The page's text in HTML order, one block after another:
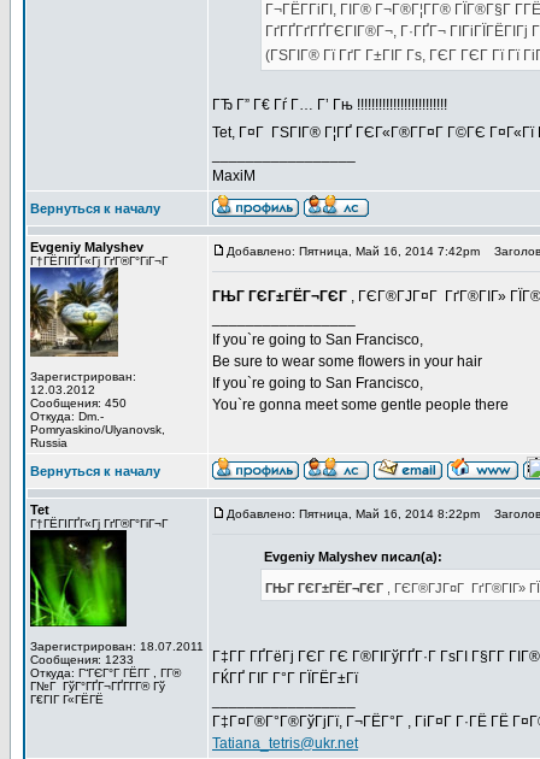
Г¬ГЁГ­ГіГІ, ГІГ® Г¬Г®Г¦Г­Г® ГЇГ®Г§Г
ГґГҐГґГҐГЄГІГ®Г¬, Г·ГҐГ¬
(ГЅГІГ® Гї ГґГ Г±ГІГ Гѕ, ГЄГ ГЄГ Гї Гї
ГЂ Г” Г€ Гѓ Г… Г’ Гњ !!!!!!!!!!!!!!!!!!!!!!!!!
Tet, Г¤Г ГЅГІГ® Г¦ГҐ ГЄГ«Г®Г­Г¤Г Г©ГЄ
MaxiM
Вернуться к началу
Evgeniy Malyshev
Г†ГЁГІГҐГ«Гј ГґГ®Г°ГіГ¬Г
Зарегистрирован:
12.03.2012
Сообщения: 450
Откуда: Dm.-
Pomryaskino/Ulyanovsk,
Russia
Добавлено: Пятница, Май 16, 2014 7:42pm
ГЊГ ГЄГ±ГЁГ¬ГЄГ , ГЄГ®ГЈГ¤Г ГґГ®ГІГ»
If you`re going to San Francisco,
Be sure to wear some flowers in your hair
If you`re going to San Francisco,
You`re gonna meet some gentle people there
Вернуться к началу
Tet
Г†ГЁГІГҐГ«Гј ГґГ®Г°ГіГ¬Г
Зарегистрирован: 18.07.2011
Сообщения: 1233
Откуда: Г“ГЄГ°Г ГЁГ­Г , Г­Г®
Г№Г ГўГ°ГҐГ¬ГҐГ­Г­Г® Гў
Г€ГІГ Г«ГЁГЁ
Добавлено: Пятница, Май 16, 2014 8:22pm
Evgeniy Malyshev писал(а):
ГЊГ ГЄГ±ГЁГ¬ГЄГ , ГЄГ®ГЈГ¤Г ГґГ®ГІГ»
Г‡Г­Г ГҐГёГј ГЄГ ГЄ Г®ГІГўГҐГ·Г ГѕГІ Г§Г­Г
ГЌГҐ ГІГ Г°Г ГЇГЁГ±Гї
Г‡Г¤Г®Г°Г®ГўГјГї, Г¬ГЁГ°Г , ГіГ¤Г Г·ГЁ ГЁ
Tatiana_tetris@ukr.net